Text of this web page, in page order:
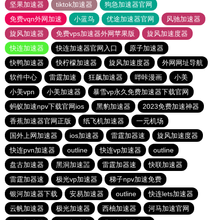
坚果加速器
tiktok加速器
狗急加速器官网
免费vqn外网加速
小蓝鸟 优途加速器官网
风驰加速器
旋风加速器
免费vps加速器外网苹果版
旋风加速度器
快连加速器
快连加速器官网入口
原子加速器
快鸭加速器
快柠檬加速器 旋风加速度器
外网网址导航
软件中心
雷霆加速 狂飙加速器 哔咔漫画
小美
小美vpn
小美加速器
暴雪vp永久免费加速器下载官网
蚂蚁加速npv下载官网ios
黑豹加速器
2023免费加速神器
香蕉加速器官网正版
纸飞机加速器
一元机场
国外上网加速器
ios加速器 雷霆加器速
旋风加速度器
快连pvn加速器
outline 快连vp加速器
outline
盘古加速器
黑洞加速噐 雷霆加器速
快联加速器
雷霆加器速
极光vp加速器
梯子npv加速免费
银河加速器下载
安易加速器 outline
快连lets加速器
云帆加速器
极光加速器 西柚加速器
河马加速官网